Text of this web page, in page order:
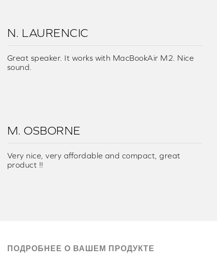
N. LAURENCIC
Great speaker. It works with MacBookAir M2. Nice
sound.
M. OSBORNE
Very nice, very affordable and compact, great
product !!
ПОДРОБНЕЕ О ВАШЕМ ПРОДУКТЕ